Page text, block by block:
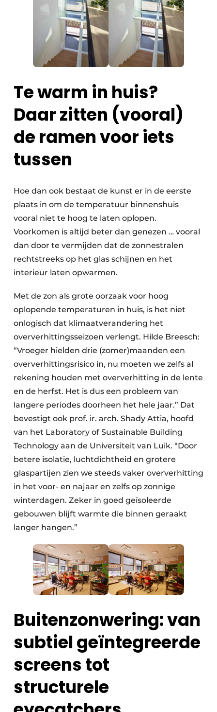
Te warm in huis?
Daar zitten (vooral)
de ramen voor iets
tussen
Hoe dan ook bestaat de kunst er in de eerste
plaats in om de temperatuur binnenshuis
vooral niet te hoog te laten oplopen.
Voorkomen is altijd beter dan genezen … vooral
dan door te vermijden dat de zonnestralen
rechtstreeks op het glas schijnen en het
interieur laten opwarmen.
Met de zon als grote oorzaak voor hoog
oplopende temperaturen in huis, is het niet
onlogisch dat klimaatverandering het
oververhittingsseizoen verlengt. Hilde Breesch:
“Vroeger hielden drie (zomer)maanden een
oververhittingsrisico in, nu moeten we zelfs al
rekening houden met oververhitting in de lente
en de herfst. Het is dus een probleem van
langere periodes doorheen het hele jaar.” Dat
bevestigt ook prof. ir. arch. Shady Attia, hoofd
van het Laboratory of Sustainable Building
Technology aan de Universiteit van Luik. “Door
betere isolatie, luchtdichtheid en grotere
glaspartijen zien we steeds vaker oververhitting
in het voor- en najaar en zelfs op zonnige
winterdagen. Zeker in goed geïsoleerde
gebouwen blijft warmte die binnen geraakt
langer hangen.”
Buitenzonwering: van
subtiel geïntegreerde
screens tot
structurele